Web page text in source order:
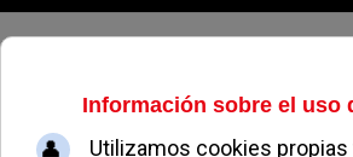
Sábado, 08 de agosto de